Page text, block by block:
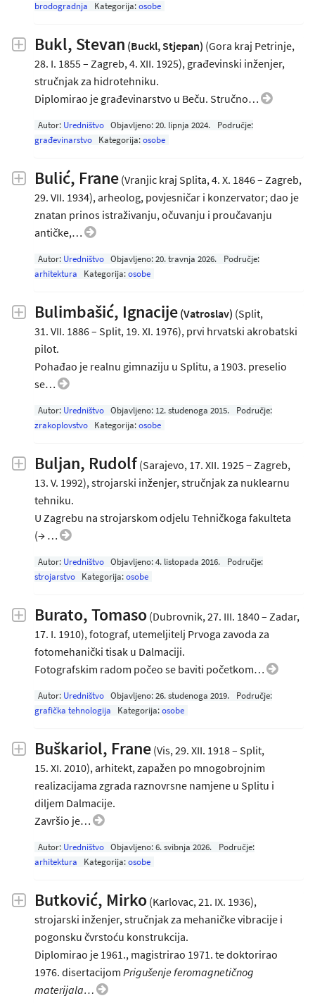
brodogradnja
Kategorija:osobe
Bukl, Stevan (Buckl, Stjepan) (Gora kraj Petrinje,
28. I. 1855 – Zagreb, 4. XII. 1925), građevinski inženjer,
stručnjak za hidrotehniku.
Diplomirao je građevinarstvo u Beču. Stručno…
Autor: Uredništvo Objavljeno:20. lipnja 2024.
Područje:
građevinarstvo
Kategorija:osobe
Bulić, Frane (Vranjic kraj Splita, 4. X. 1846 – Zagreb,
29. VII. 1934), arheolog, povjesničar i konzervator; dao je
znatan prinos istraživanju, očuvanju i proučavanju
antičke,…
Autor: Uredništvo Objavljeno:20. travnja 2026.
Područje:
arhitektura
Kategorija:osobe
Bulimbašić, Ignacije (Vatroslav) (Split,
31. VII. 1886 – Split, 19. XI. 1976), prvi hrvatski akrobatski
pilot.
Pohađao je realnu gimnaziju u Splitu, a 1903. preselio
se…
Autor: Uredništvo Objavljeno: 12. studenoga 2015.
Područje:
zrakoplovstvo
Kategorija:osobe
Buljan, Rudolf (Sarajevo, 17. XII. 1925 − Zagreb,
13. V. 1992), strojarski inženjer, stručnjak za nuklearnu
tehniku.
U Zagrebu na strojarskom odjelu Tehničkoga fakulteta
(→ …
Autor: Uredništvo Objavljeno:4. listopada 2016.
Područje:
strojarstvo
Kategorija:osobe
Burato, Tomaso (Dubrovnik, 27. III. 1840 – Zadar,
17. I. 1910), fotograf, utemeljitelj Prvoga zavoda za
fotomehanički tisak u Dalmaciji.
Fotografskim radom počeo se baviti početkom…
Autor: Uredništvo Objavljeno:26. studenoga 2019.
Područje:
grafička tehnologija
Kategorija:osobe
Buškariol, Frane (Vis, 29. XII. 1918 – Split,
15. XI. 2010), arhitekt, zapažen po mnogobrojnim
realizacijama zgrada raznovrsne namjene u Splitu i
diljem Dalmacije.
Završio je…
Autor: Uredništvo Objavljeno:6. svibnja 2026.
Područje:
arhitektura
Kategorija:osobe
Butković, Mirko (Karlovac, 21. IX. 1936),
strojarski inženjer, stručnjak za mehaničke vibracije i
pogonsku čvrstoću konstrukcija.
Diplomirao je 1961., magistrirao 1971. te doktorirao
1976. disertacijom Prigušenje feromagnetičnog
materijala…